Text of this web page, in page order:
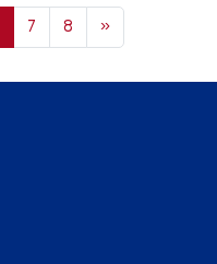
7 8 »Next page